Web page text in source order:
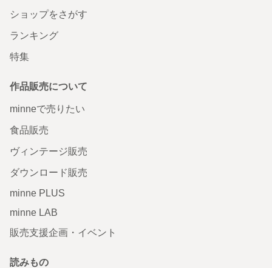
ショップをさがす
ランキング
特集
作品販売について
minneで売りたい
食品販売
ヴィンテージ販売
ダウンロード販売
minne PLUS
minne LAB
販売支援企画・イベント
読みもの